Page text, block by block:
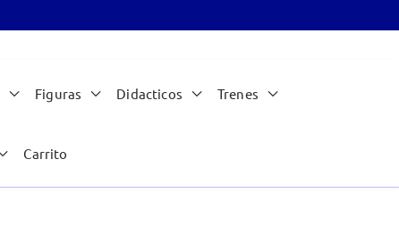
Figuras Didacticos Trenes
Carrito